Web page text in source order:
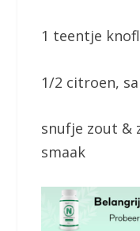
1 teentje
1/2 citroen,
snufje zout &
smaak